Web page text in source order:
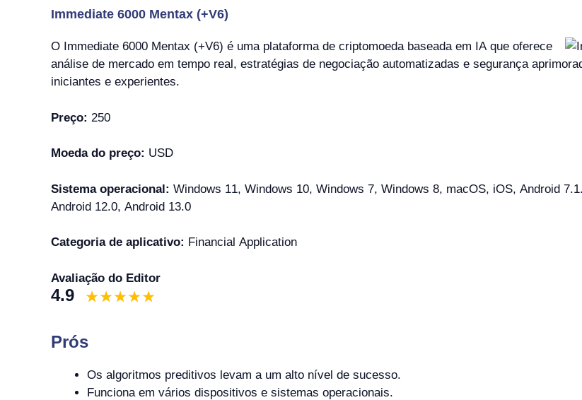
Immediate 6000 Mentax (+V6)
O Immediate 6000 Mentax (+V6) é uma plataforma de criptomoeda baseada em IA que oferece
análise de mercado em tempo real, estratégias de negociação automatizadas e segurança
iniciantes e experientes.
Preço: 250
Moeda do preço: USD
Sistema operacional: Windows 11, Windows 10, Windows 7, Windows 8, macOS, iOS, Android
Android 12.0, Android 13.0
Categoria de aplicativo: Financial Application
Avaliação do Editor
4.9
Prós
Os algoritmos preditivos levam a um alto nível de sucesso.
Funciona em vários dispositivos e sistemas operacionais.